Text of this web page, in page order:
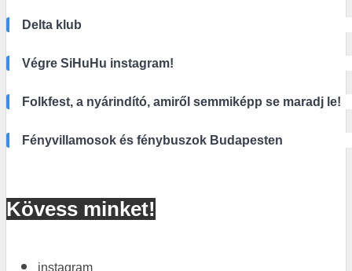
Delta klub
Végre SiHuHu instagram!
Folkfest, a nyárindító, amiről semmiképp se maradj le!
Fényvillamosok és fénybuszok Budapesten
Kövess minket!
instagram